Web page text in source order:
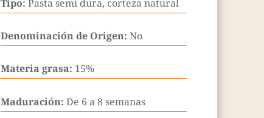
Tipo: Pasta semi dura, corteza natural
Denominación de Origen: No
Materia grasa: 15%
Maduración: De 6 a 8 semanas